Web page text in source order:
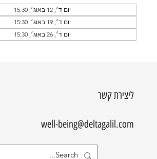
יום ד׳, 12 באוג׳, 15:30
יום ד׳, 19 באוג׳, 15:30
יום ד׳, 26 באוג׳, 15:30
ליצירת קשר
well-being@deltagalil.com